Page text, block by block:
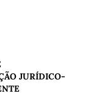
JURÍDICO-